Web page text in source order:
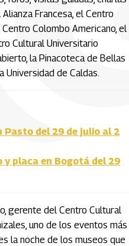
Francesa, el Centro
Colombo Americano, el
Cultural Universitario
la Pinacoteca de Bellas
Universidad de Caldas.
Pasto del 29 de julio al 2
y placa en Bogotá del 29
gerente del Centro Cultural
uno de los eventos más
la noche de los museos que